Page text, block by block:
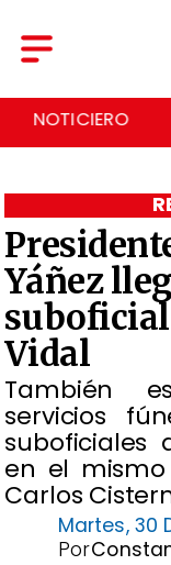
NACIONAL
Yáñez
Vidal
También
servicios
suboficiales
en el mismo
Carlos
Martes, 30
Por